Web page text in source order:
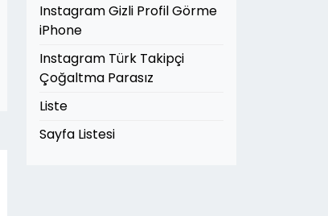
Instagram Gizli Profil Görme
iPhone
Instagram Türk Takipçi
Çoğaltma Parasız
Liste
Sayfa Listesi